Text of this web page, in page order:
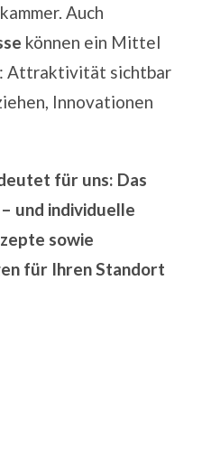
Auch
können ein Mittel
Attraktivität sichtbar
Innovationen
für uns: Das
und individuelle
sowie
für Ihren Standort